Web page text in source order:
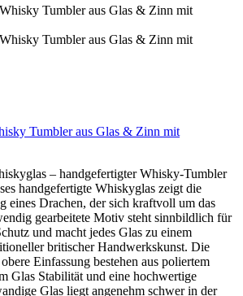
Tumbler aus Glas & Zinn mit
– handgefertigter Whisky-Tumbler
handgefertigte Whiskyglas zeigt die
eines Drachen, der sich kraftvoll um das
gearbeitete Motiv steht sinnbildlich für
und macht jedes Glas zu einem
britischer Handwerkskunst. Die
Einfassung bestehen aus poliertem
Glas Stabilität und eine hochwertige
Glas liegt angenehm schwer in der